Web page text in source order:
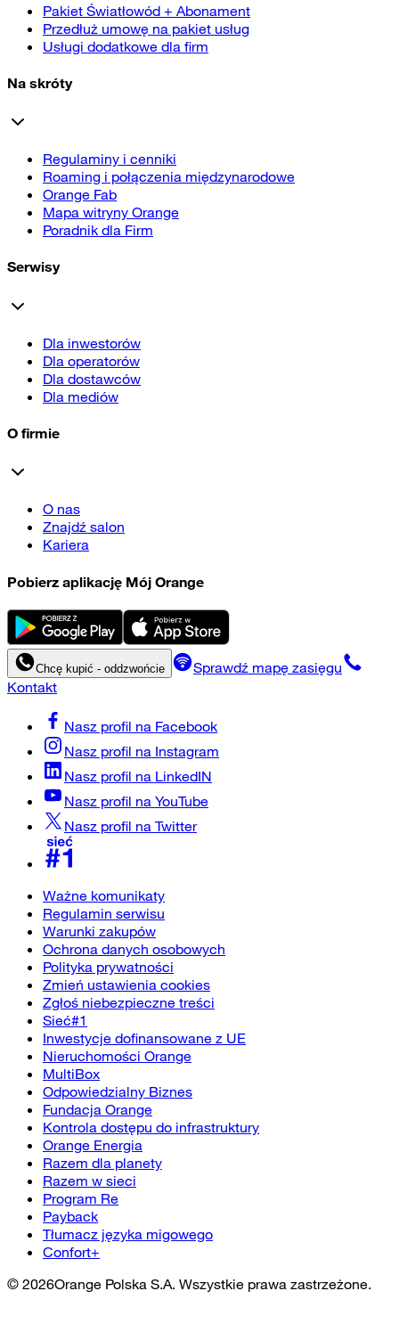
Pakiet Światłowód + Abonament
Przedłuż umowę na pakiet usług
Usługi dodatkowe dla firm
Na skróty
Regulaminy i cenniki
Roaming i połączenia międzynarodowe
Orange Fab
Mapa witryny Orange
Poradnik dla Firm
Serwisy
Dla inwestorów
Dla operatorów
Dla dostawców
Dla mediów
O firmie
O nas
Znajdź salon
Kariera
Pobierz aplikację Mój Orange
Chcę kupić - oddzwońcie
Sprawdź mapę zasięgu
Kontakt
Nasz profil na Facebook
Nasz profil na Instagram
Nasz profil na LinkedIN
Nasz profil na YouTube
Nasz profil na Twitter
Ważne komunikaty
Regulamin serwisu
Warunki zakupów
Ochrona danych osobowych
Polityka prywatności
Zmień ustawienia cookies
Zgłoś niebezpieczne treści
Sieć#1
Inwestycje dofinansowane z UE
Nieruchomości Orange
MultiBox
Odpowiedzialny Biznes
Fundacja Orange
Kontrola dostępu do infrastruktury
Orange Energia
Razem dla planety
Razem w sieci
Program Re
Payback
Tłumacz języka migowego
Confort+
© 2026Orange Polska S.A. Wszystkie prawa zastrzeżone.